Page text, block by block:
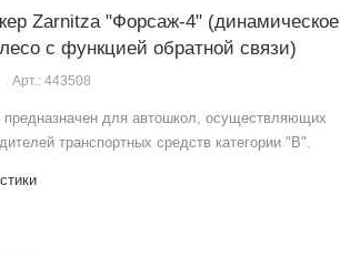
Zarnitza "Форсаж-4" (динамическое
с функцией обратной связи)
Арт.: 443508
предназначен для автошкол, осуществляющих
транспортных средств категории "В".